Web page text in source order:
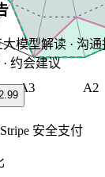
A2
A3
模型解读 · 沟
约会建议
安全支付